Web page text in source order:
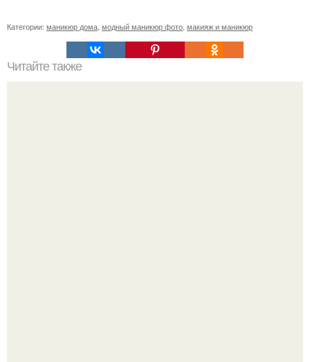
Категории: маникюр дома, модный маникюр фото, макияж и маникюр
Читайте также